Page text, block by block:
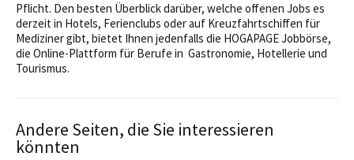
Pflicht. Den besten Überblick darüber, welche offenen Jobs es
derzeit in Hotels, Ferienclubs oder auf Kreuzfahrtschiffen für
Mediziner gibt, bietet Ihnen jedenfalls die HOGAPAGE Jobbörse,
die Online-Plattform für Berufe in Gastronomie, Hotellerie und
Tourismus.
Andere Seiten, die Sie interessieren
könnten